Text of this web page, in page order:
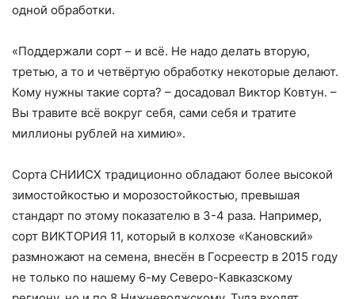
одной обработки.
«Поддержали сорт – и всё. Не надо делать вторую,
третью, а то и четвёртую обработку некоторые делают.
Кому нужны такие сорта? – досадовал Виктор Ковтун. –
Вы травите всё вокруг себя, сами себя и тратите
миллионы рублей на химию».
Сорта СНИИСХ традиционно обладают более высокой
зимостойкостью и морозостойкостью, превышая
стандарт по этому показателю в 3-4 раза. Например,
сорт ВИКТОРИЯ 11, который в колхозе «Кановский»
размножают на семена, внесён в Госреестр в 2015 году
не только по нашему 6-му Северо-Кавказскому